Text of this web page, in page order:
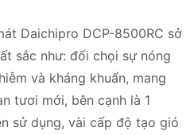
Daichipro DCP-8500RC sở
sắc như: đối chọi sự nóng
và kháng khuẩn, mang
tươi mới, bên cạnh là 1
sử dụng, vài cấp độ tạo gió